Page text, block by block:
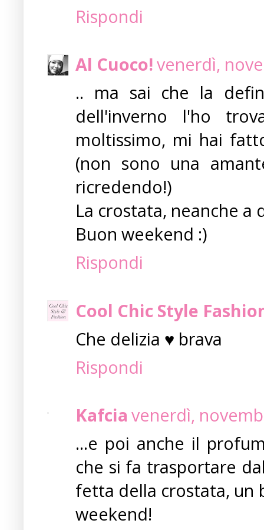
Rispondi
Al Cuoco!venerdì,
.. ma sai che la
dell'inverno l'ho
moltissimo, mi hai
(non sono una
ricredendo!)
La crostata, neanche a
Buon weekend :)
Rispondi
Cool Chic Style
Che delizia ♥ brava
Rispondi
Kafcia venerdì,
...e poi anche il
che si fa trasportare
fetta della crostata, un
weekend!